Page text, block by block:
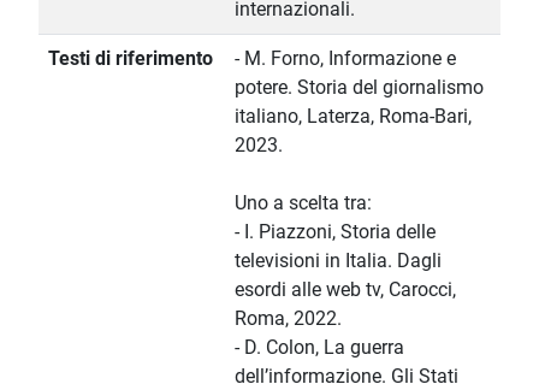
internazionali.
Testi di riferimento
- M. Forno, Informazione e
potere. Storia del giornalismo
italiano, Laterza, Roma-Bari,
2023.
Uno a scelta tra:
- I. Piazzoni, Storia delle
televisioni in Italia. Dagli
esordi alle web tv, Carocci,
Roma, 2022.
- D. Colon, La guerra
dell’informazione. Gli Stati